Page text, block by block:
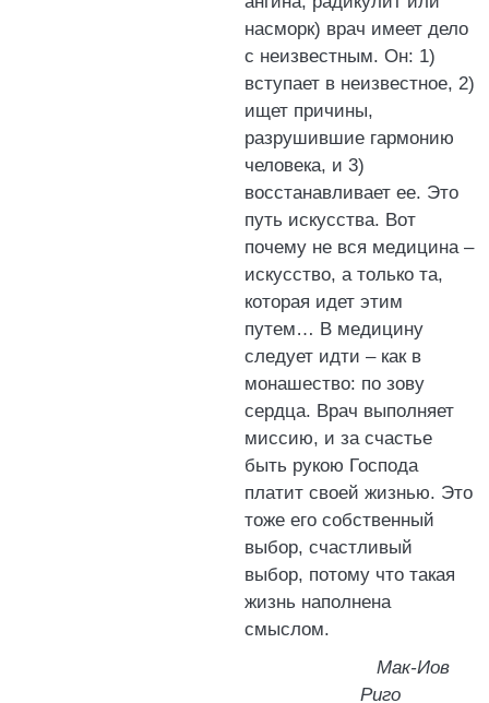
насморк) врач имеет дело
с неизвестным. Он: 1)
вступает в неизвестное, 2)
ищет причины,
разрушившие гармонию
человека, и 3)
восстанавливает ее. Это
путь искусства. Вот
почему не вся медицина –
искусство, а только та,
которая идет этим
путем… В медицину
следует идти – как в
монашество: по зову
сердца. Врач выполняет
миссию, и за счастье
быть рукою Господа
платит своей жизнью. Это
тоже его собственный
выбор, счастливый
выбор, потому что такая
жизнь наполнена
смыслом.
Мак-Иов
Риго